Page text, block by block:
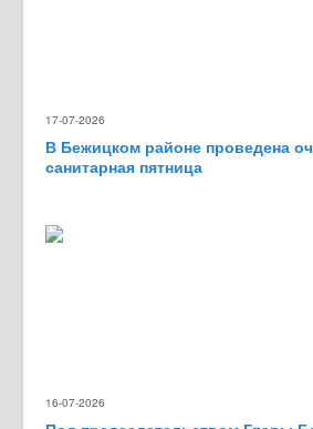
17-07-2026
В Бежицком районе проведена
санитарная пятница
16-07-2026